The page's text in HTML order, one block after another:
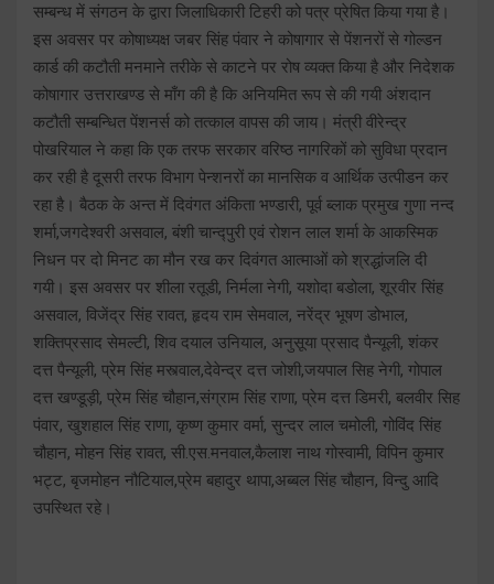
सम्बन्ध में संगठन के द्वारा जिलाधिकारी टिहरी को पत्र प्रेषित किया गया है।
इस अवसर पर कोषाध्यक्ष जबर सिंह पंवार ने कोषागार से पेंशनरों से गोल्डन
कार्ड की कटौती मनमाने तरीके से काटने पर रोष व्यक्त किया है और निदेशक
कोषागार उत्तराखण्ड से माँग की है कि अनियमित रूप से की गयी अंशदान
कटौती सम्बन्धित पेंशनर्स को तत्काल वापस की जाय। मंत्री वीरेन्द्र
पोखरियाल ने कहा कि एक तरफ सरकार वरिष्ठ नागरिकों को सुविधा प्रदान
कर रही है दूसरी तरफ विभाग पेन्शनरों का मानसिक व आर्थिक उत्पीडन कर
रहा है। बैठक के अन्त में दिवंगत अंकिता भण्डारी, पूर्व ब्लाक प्रमुख गुणा नन्द
शर्मा,जगदेश्वरी असवाल, बंशी चान्द्पुरी एवं रोशन लाल शर्मा के आकस्मिक
निधन पर दो मिनट का मौन रख कर दिवंगत आत्माओं को श्रद्धांजलि दी
गयी। इस अवसर पर शीला रतूडी, निर्मला नेगी, यशोदा बडोला, शूरवीर सिंह
असवाल, विजेंद्र सिंह रावत, हृदय राम सेमवाल, नरेंद्र भूषण डोभाल,
शक्तिप्रसाद सेमल्टी, शिव दयाल उनियाल, अनुसूया प्रसाद पैन्यूली, शंकर
दत्त पैन्यूली, प्रेम सिंह मस्त्वाल,देवेन्द्र दत्त जोशी,जयपाल सिह नेगी, गोपाल
दत्त खण्डूड़ी, प्रेम सिंह चौहान,संग्राम सिंह राणा, प्रेम दत्त डिमरी, बलवीर सिह
पंवार, खुशहाल सिंह राणा, कृष्ण कुमार वर्मा, सुन्दर लाल चमोली, गोविंद सिंह
चौहान, मोहन सिंह रावत, सी.एस.मनवाल,कैलाश नाथ गोस्वामी, विपिन कुमार
भट्ट, बृजमोहन नौटियाल,प्रेम बहादुर थापा,अब्बल सिंह चौहान, विन्दु आदि
उपस्थित रहे।